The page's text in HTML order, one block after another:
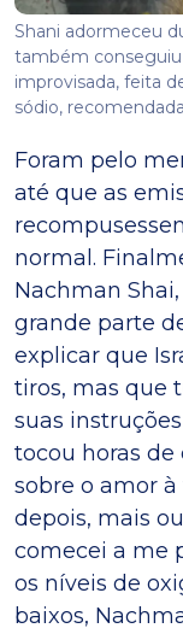
Shani adormeceu
também conseguiu
improvisada, feita
sódio,
Foram pelo
até que as
normal.
Nachman
grande parte
explicar que
tiros, mas que
suas
tocou horas de
sobre o amor à
depois, mais
comecei a me
os níveis de
baixos,